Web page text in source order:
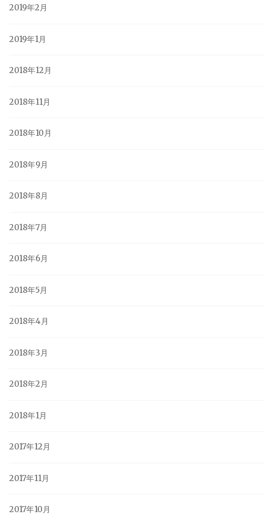
2019年2月
2019年1月
2018年12月
2018年11月
2018年10月
2018年9月
2018年8月
2018年7月
2018年6月
2018年5月
2018年4月
2018年3月
2018年2月
2018年1月
2017年12月
2017年11月
2017年10月